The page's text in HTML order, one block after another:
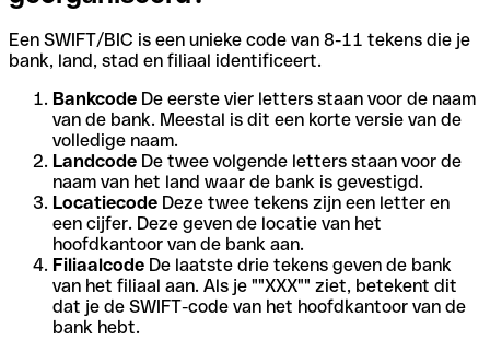
Een SWIFT/BIC is een unieke code van 8-11 tekens die je
bank, land, stad en filiaal identificeert.
Bankcode De eerste vier letters staan voor de naam
van de bank. Meestal is dit een korte versie van de
volledige naam.
Landcode De twee volgende letters staan voor de
naam van het land waar de bank is gevestigd.
Locatiecode Deze twee tekens zijn een letter en
een cijfer. Deze geven de locatie van het
hoofdkantoor van de bank aan.
Filiaalcode De laatste drie tekens geven de bank
van het filiaal aan. Als je ""XXX"" ziet, betekent dit
dat je de SWIFT-code van het hoofdkantoor van de
bank hebt.